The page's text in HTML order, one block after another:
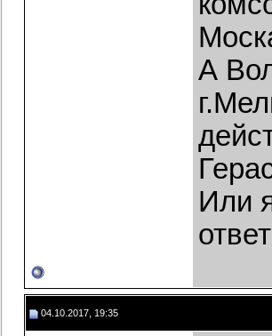
А
Или
04.10.2017, 19:35